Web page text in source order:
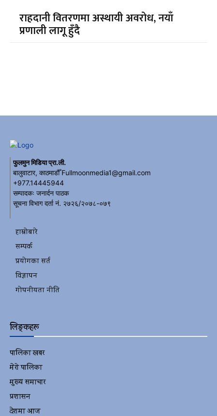
राहदानी वितरणमा अस्थायी अवरोध, नयाँ
प्रणाली लागू हुँदै
फुलमुन मिडिया प्रा.ली.
बालुवाटार, काठमाडौँ Fullmoonmedia1@gmail.com
+977.14445944
सम्पादकः जनार्दन पाठक
सूचना विभाग दर्ता नं. २७२६/२०७८-०७९
हाम्रोबारे
सम्पर्क
प्रयोगका सर्त
विज्ञापन
गोपनीयता नीति
लिङ्कहरू
पालिका खबर
मेरो पालिका
मुख्य समाचार
प्रशासन
देशमा आज